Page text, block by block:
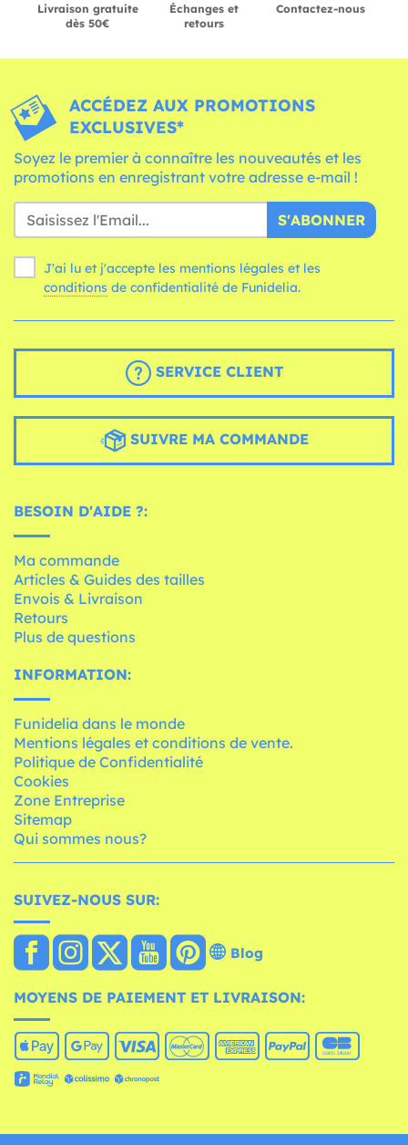
Livraison gratuite
dès 50€
Échanges et
retours
Contactez-nous
ACCÉDEZ AUX PROMOTIONS
EXCLUSIVES*
Soyez le premier à connaître les nouveautés et les
promotions en enregistrant votre adresse e-mail !
S'ABONNER
J'ai lu et j'accepte les mentions légales et les
conditions de confidentialité de Funidelia.
SERVICE CLIENT
SUIVRE MA COMMANDE
BESOIN D'AIDE ?:
Ma commande
Articles & Guides des tailles
Envois & Livraison
Retours
Plus de questions
INFORMATION:
Funidelia dans le monde
Mentions légales et conditions de vente.
Politique de Confidentialité
Cookies
Zone Entreprise
Sitemap
Qui sommes nous?
SUIVEZ-NOUS SUR:
Blog
MOYENS DE PAIEMENT ET LIVRAISON: